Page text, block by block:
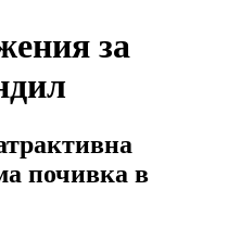
за
почивка в